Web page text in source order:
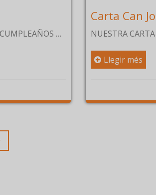
Carta Can Joan
NUESTRA CARTA